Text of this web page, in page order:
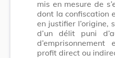
mis en mesure de
dont la confiscation
en justifier l’origine,
d’un délit puni
profit direct ou